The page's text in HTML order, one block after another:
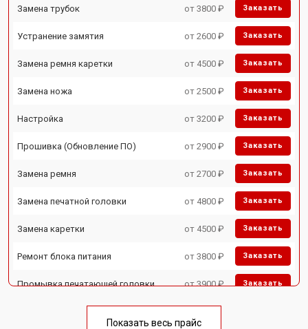
Замена трубок от 3800 ₽ Заказать
Устранение замятия от 2600 ₽ Заказать
Замена ремня каретки от 4500 ₽ Заказать
Замена ножа от 2500 ₽ Заказать
Настройка от 3200 ₽ Заказать
Прошивка (Обновление ПО) от 2900 ₽ Заказать
Замена ремня от 2700 ₽ Заказать
Замена печатной головки от 4800 ₽ Заказать
Замена каретки от 4500 ₽ Заказать
Ремонт блока питания от 3800 ₽ Заказать
Промывка печатающей головки от 3900 ₽ Заказать
Показать весь прайс